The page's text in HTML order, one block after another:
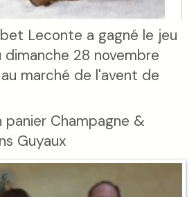
Leconte a gagné le jeu
28 novembre
marché de l'avent de
panier Champagne &
Guyaux